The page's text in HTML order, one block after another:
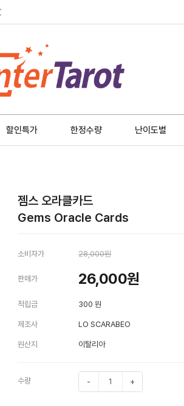
할인특가 한정수량 난이도별
젬스 오라클카드
Gems Oracle Cards
소비자가 28,000원
판매가 26,000원
적립금 300 원
제조사 LO SCARABEO
원산지 이탈리아
수량 - +